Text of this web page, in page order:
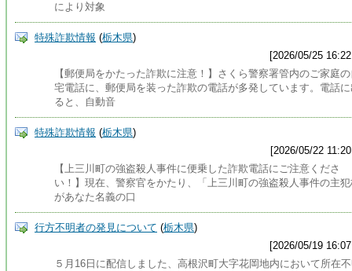
により対象
特殊詐欺情報 (栃木県)
[2026/05/25
【郵便局をかたった詐欺に注意！】さくら警察署管内のご家庭
宅電話に、郵便局を装った詐欺の電話が多発しています。電話
ると、自動音
特殊詐欺情報 (栃木県)
[2026/05/22
【上三川町の強盗殺人事件に便乗した詐欺電話にご注意くださ
い！】現在、警察官をかたり、「上三川町の強盗殺人事件の主
があなた名義の口
行方不明者の発見について (栃木県)
[2026/05/19
５月16日に配信しました、高根沢町大字花岡地内において所在